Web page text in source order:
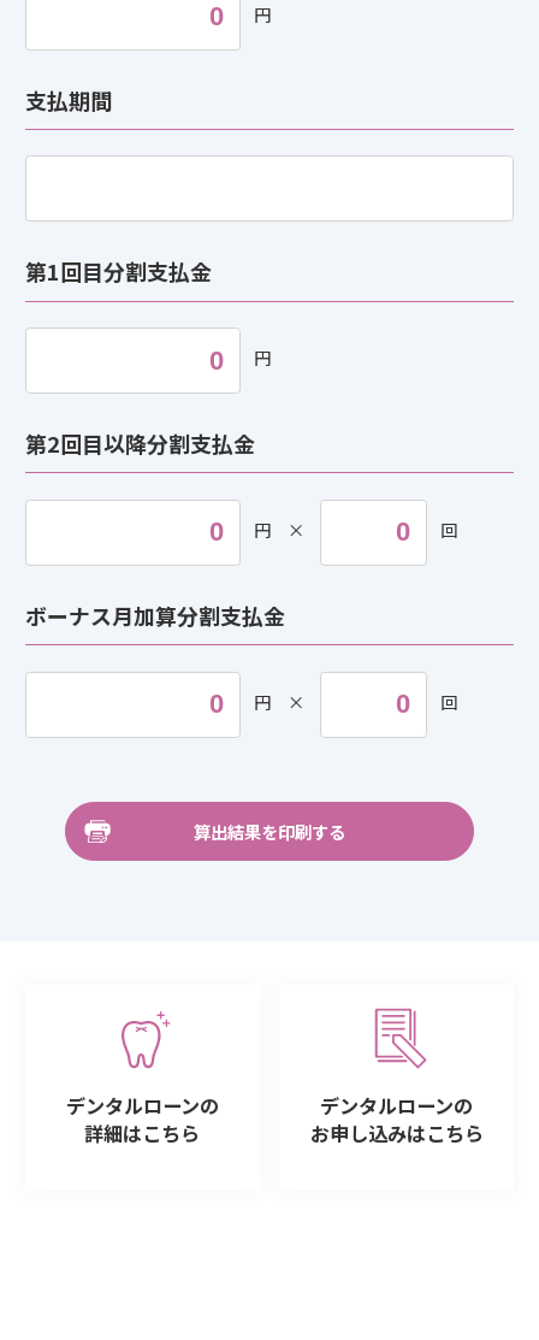
円
支払期間
第1回目分割支払金
円
第2回目以降分割支払金
円 × 回
ボーナス月加算分割支払金
円 × 回
算出結果を印刷する
デンタルローンの
詳細はこちら
デンタルローンの
お申し込みはこちら